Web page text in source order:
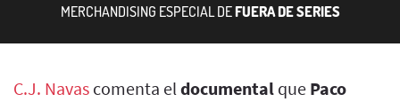
MERCHANDISING ESPECIAL DEFUERA DE SERIES
C.J. Navas comenta el documental que Paco